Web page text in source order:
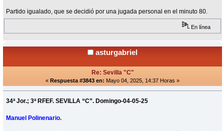
Partido igualado, que se decidió por una jugada personal en el minuto 80.
En línea
asturgabriel
Re: Sevilla "C"
« Respuesta #3843 en: Mayo 04, 2025, 14:37 Horas »
34ª Jor.; 3ª RFEF. SEVILLA “C”. Domingo-04-05-25
Manuel Polinenario.